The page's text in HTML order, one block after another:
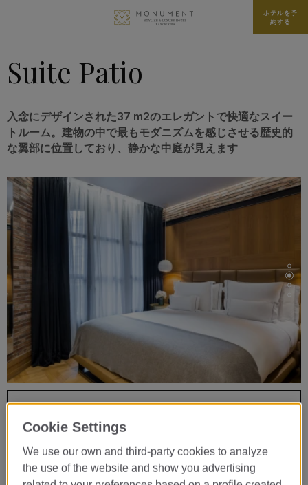
ホテルを予
約する
Suite Patio
入念にデザインされた37 m2のエレガントで快適なスイー
トルーム。建物の中で最もモダニズムを感じさせる歴史的
な翼部に位置しており、静かな中庭が見えます
CHECK-IN
06
Cookie Settings
We use our own and third-party cookies to analyze
the use of the website and show you advertising